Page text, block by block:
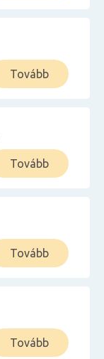
Tovább
Tovább
Tovább
Tovább